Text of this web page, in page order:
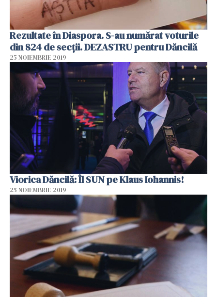
Rezultate în Diaspora. S-au numărat voturile
din 824 de secții. DEZASTRU pentru Dăncilă
25 NOIEMBRIE 2019
Viorica Dăncilă: Îl SUN pe Klaus Iohannis!
25 NOIEMBRIE 2019